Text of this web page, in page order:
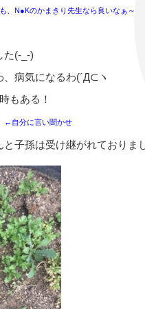
、N●Kのかまきり先生なら良いなぁ～
た(-_-)
病気になるわ(´Д⊂ヽ
もある！
←自分に言い聞かせ
と子孫は受け継がれておりま